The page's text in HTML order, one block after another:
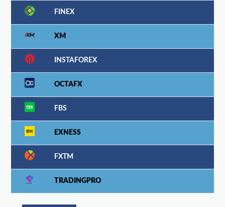
FINEX
XM
INSTAFOREX
OCTAFX
FBS
EXNESS
FXTM
TRADINGPRO